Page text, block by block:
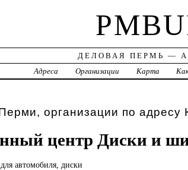
ДЕЛОВАЯ ПЕРМЬ —
Адреса
Организации Карта
организации по
центр Диски и
автомобиля, диски